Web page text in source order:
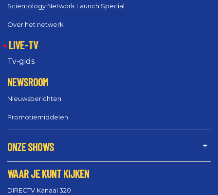
Scientology Network Launch Special
Over het netwerk
LIVE-TV
Tv‑gids
NEWSROOM
Nieuwsberichten
Promotiemiddelen
ONZE SHOWS
WAAR JE KUNT KIJKEN
DIRECTV Kanaal 320